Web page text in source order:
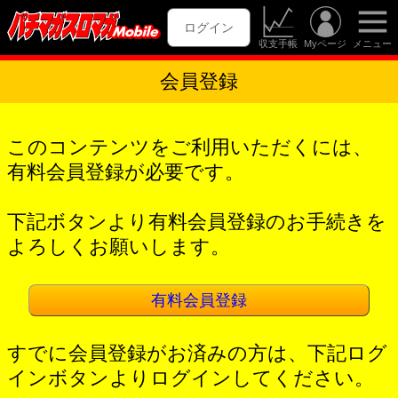
ログイン
収支手帳 Myページ メニュー
会員登録
このコンテンツをご利用いただくには、
有料会員登録が必要です。
下記ボタンより有料会員登録のお手続きを
よろしくお願いします。
有料会員登録
すでに会員登録がお済みの方は、下記ログ
インボタンよりログインしてください。